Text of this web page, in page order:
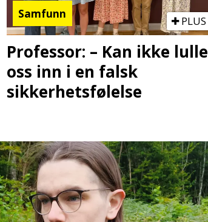
Samfunn
PLUS
Professor: – Kan ikke lulle
oss inn i en falsk
sikkerhetsfølelse